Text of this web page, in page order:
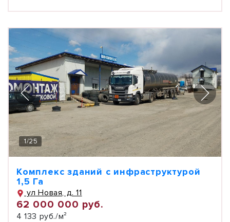
1/25
Комплекс зданий с инфраструктурой
1,5 Га
ул Новая, д. 11
62 000 000 руб.
4 133 руб./м²